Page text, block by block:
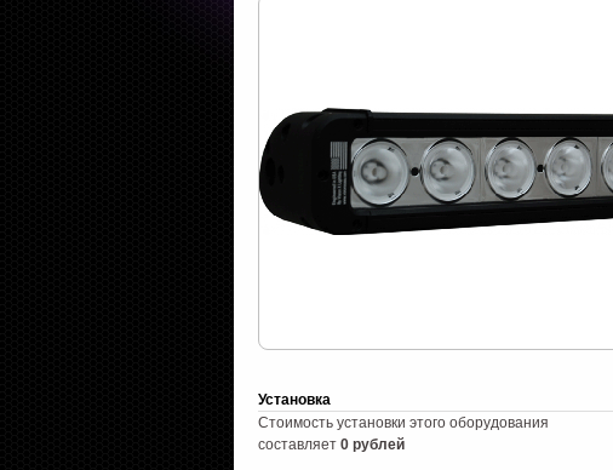
Установка
Стоимость установки этого оборудования
составляет 0 рублей